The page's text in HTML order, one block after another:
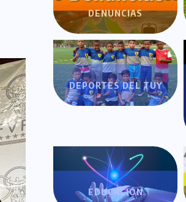
DENUNCIAS
DEPORTES DEL TUY
EDUCACIÓN